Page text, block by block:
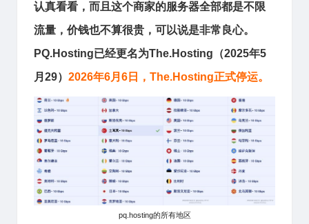
认真看看，而且这个商家的服务器全部都是不限
流量，价钱也不算很贵，可以说是非常良心。
PQ.Hosting已经更名为The.Hosting（2025年5
月29） 2026年6月6日，The.Hosting正式停运。
pq.hosting的所有地区